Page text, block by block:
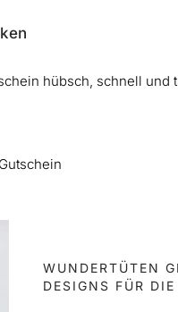
hübsch, schnell und
WUNDERTÜTEN
DESIGNS FÜR